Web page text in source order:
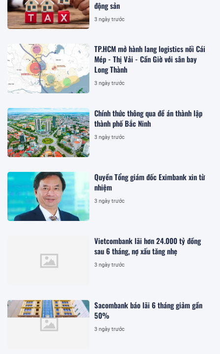
động sản
3 ngày trước
TP.HCM mở hành lang logistics nối Cái
Mép - Thị Vải - Cần Giờ với sân bay
Long Thành
3 ngày trước
Chính thức thông qua đề án thành lập
thành phố Bắc Ninh
3 ngày trước
Quyền Tổng giám đốc Eximbank xin từ
nhiệm
3 ngày trước
Vietcombank lãi hơn 24.000 tỷ đồng
sau 6 tháng, nợ xấu tăng nhẹ
3 ngày trước
Sacombank báo lãi 6 tháng giảm gần
50%
3 ngày trước